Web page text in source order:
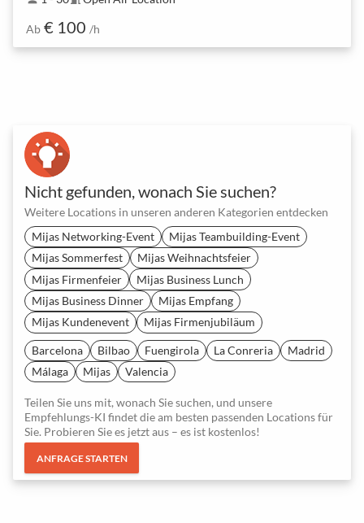
Ab € 100 /h
Nicht gefunden, wonach Sie suchen?
Weitere Locations in unseren anderen Kategorien entdecken
Mijas Networking-Event
Mijas Teambuilding-Event
Mijas Sommerfest
Mijas Weihnachtsfeier
Mijas Firmenfeier
Mijas Business Lunch
Mijas Business Dinner
Mijas Empfang
Mijas Kundenevent
Mijas Firmenjubiläum
Barcelona Bilbao Fuengirola La Conreria
Madrid
Málaga
Mijas Valencia
Teilen Sie uns mit, wonach Sie suchen, und unsere
Empfehlungs-KI findet die am besten passenden Locations für
Sie. Probieren Sie es jetzt aus – es ist kostenlos!
ANFRAGE STARTEN